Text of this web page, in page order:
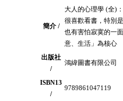
簡介 /
大人的心理學 (全)
很喜歡看書，特別
也有害怕寂寞的一
意、生活」為核心
出版社
/
鴻緯圖書有限公司
ISBN13
/
9789861047119